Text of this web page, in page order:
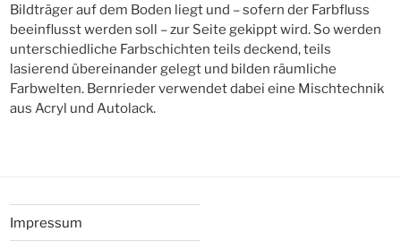
Bildträger auf dem Boden liegt und – sofern der Farbfluss
beeinflusst werden soll – zur Seite gekippt wird. So werden
unterschiedliche Farbschichten teils deckend, teils
lasierend übereinander gelegt und bilden räumliche
Farbwelten. Bernrieder verwendet dabei eine Mischtechnik
aus Acryl und Autolack.
Impressum